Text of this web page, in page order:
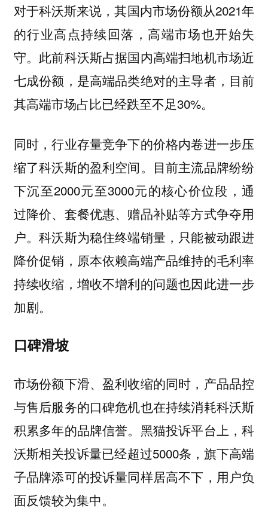
对于科沃斯来说，其国内市场份额从2021年
的行业高点持续回落，高端市场也开始失
守。此前科沃斯占据国内高端扫地机市场近
七成份额，是高端品类绝对的主导者，目前
其高端市场占比已经跌至不足30%。
同时，行业存量竞争下的价格内卷进一步压
缩了科沃斯的盈利空间。目前主流品牌纷纷
下沉至2000元至3000元的核心价位段，通
过降价、套餐优惠、赠品补贴等方式争夺用
户。科沃斯为稳住终端销量，只能被动跟进
降价促销，原本依赖高端产品维持的毛利率
持续收缩，增收不增利的问题也因此进一步
加剧。
口碑滑坡
市场份额下滑、盈利收缩的同时，产品品控
与售后服务的口碑危机也在持续消耗科沃斯
积累多年的品牌信誉。黑猫投诉平台上，科
沃斯相关投诉量已经超过5000条，旗下高端
子品牌添可的投诉量同样居高不下，用户负
面反馈较为集中。